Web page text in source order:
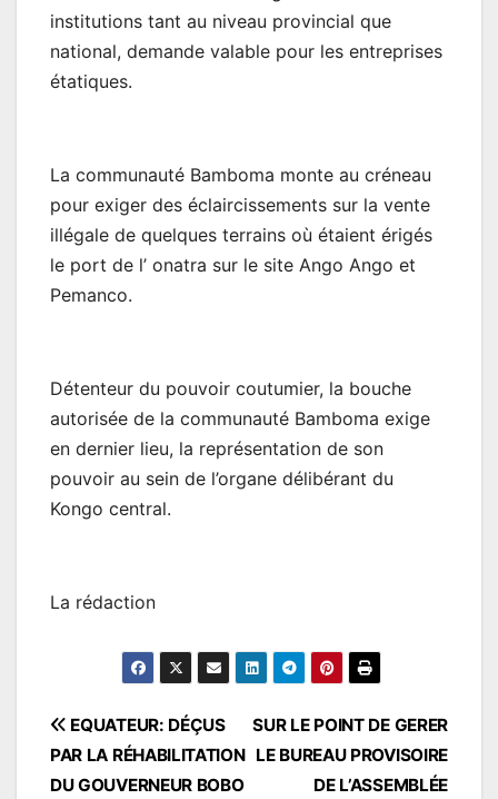
institutions tant au niveau provincial que
national, demande valable pour les entreprises
étatiques.
La communauté Bamboma monte au créneau
pour exiger des éclaircissements sur la vente
illégale de quelques terrains où étaient érigés
le port de l’ onatra sur le site Ango Ango et
Pemanco.
Détenteur du pouvoir coutumier, la bouche
autorisée de la communauté Bamboma exige
en dernier lieu, la représentation de son
pouvoir au sein de l’organe délibérant du
Kongo central.
La rédaction
Navigation
de
SUR LE POINT DE GERER
LE BUREAU PROVISOIRE
DE L’ASSEMBLÉE
EQUATEUR: DÉÇUS
PAR LA RÉHABILITATION
DU GOUVERNEUR BOBO